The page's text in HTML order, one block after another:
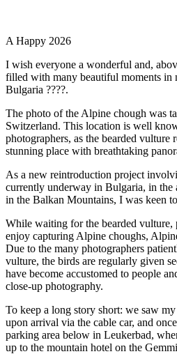
A Happy 2026
I wish everyone a wonderful and,
filled with many beautiful moments in
Bulgaria ????.
The photo of the Alpine chough was
Switzerland. This location is well
photographers, as the bearded vulture
stunning place with breathtaking
As a new reintroduction project
currently underway in Bulgaria, in the
in the Balkan Mountains, I was keen
While waiting for the bearded vulture,
enjoy capturing Alpine choughs,
Due to the many photographers
vulture, the birds are regularly given
have become accustomed to people
close-up photography.
To keep a long story short: we saw
upon arrival via the cable car, and
parking area below in Leukerbad,
up to the mountain hotel on the